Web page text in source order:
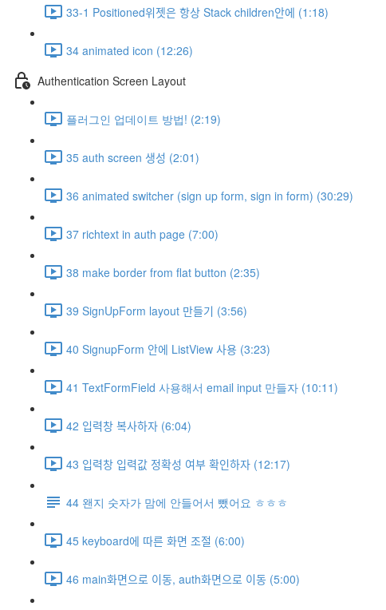
33-1 Positioned위젯은 항상 Stack children안에 (1:18)
34 animated icon (12:26)
Authentication Screen Layout
플러그인 업데이트 방법! (2:19)
35 auth screen 생성 (2:01)
36 animated switcher (sign up form, sign in form) (30:29)
37 richtext in auth page (7:00)
38 make border from flat button (2:35)
39 SignUpForm layout 만들기 (3:56)
40 SignupForm 안에 ListView 사용 (3:23)
41 TextFormField 사용해서 email input 만들자 (10:11)
42 입력창 복사하자 (6:04)
43 입력창 입력값 정확성 여부 확인하자 (12:17)
44 왠지 숫자가 맘에 안들어서 뺐어요 ㅎㅎㅎ
45 keyboard에 따른 화면 조절 (6:00)
46 main화면으로 이동, auth화면으로 이동 (5:00)